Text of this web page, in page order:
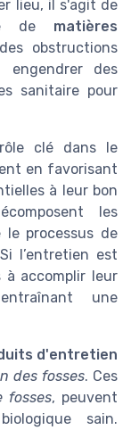
lieu, il s'agit de
de matières
obstructions
engendrer des
sanitaire pour
clé dans le
en favorisant
à leur bon
les
processus de
l’entretien est
à accomplir leur
une
d'entretien
des fosses. Ces
fosses, peuvent
sain.